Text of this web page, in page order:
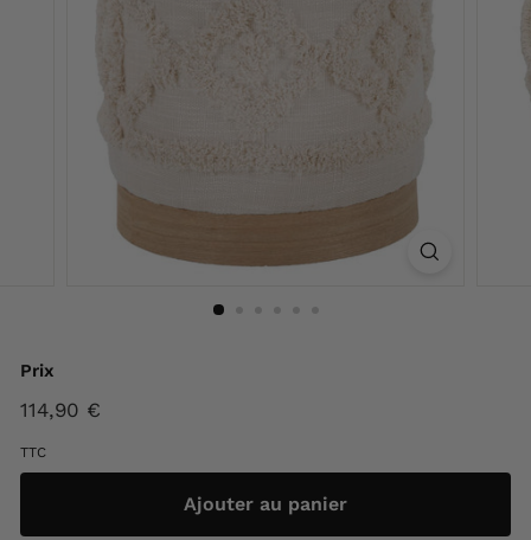
Prix
Prix
114,90 €
TTC
Ajouter au panier